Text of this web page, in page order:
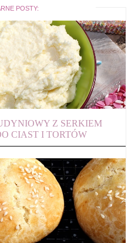
POSTY:
Z SERKIEM
CIAST I TORTÓW